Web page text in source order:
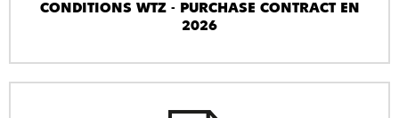
CONDITIONS WTZ - PURCHASE CONTRACT EN
2026